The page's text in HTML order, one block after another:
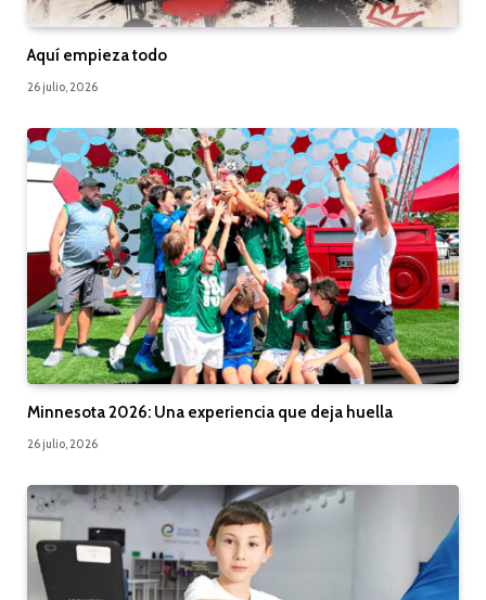
Aquí empieza todo
26 julio, 2026
Minnesota 2026: Una experiencia que deja huella
26 julio, 2026